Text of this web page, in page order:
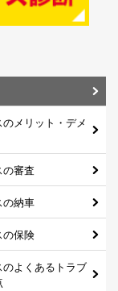
メリット・デメ
審査
の納車
の保険
のよくあるトラブ